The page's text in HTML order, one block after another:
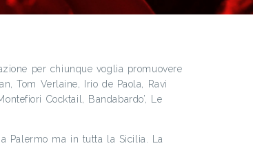
per chiunque voglia promuovere
Tom Verlaine, Irio de Paola, Ravi
Cocktail, Bandabardo’, Le
Palermo ma in tutta la Sicilia. La